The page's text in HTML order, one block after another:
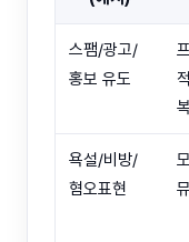
스팸/광고/
홍보 유도
욕설/비방/
혐오표현